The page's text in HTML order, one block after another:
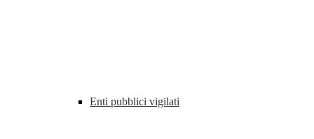
Enti pubblici vigilati